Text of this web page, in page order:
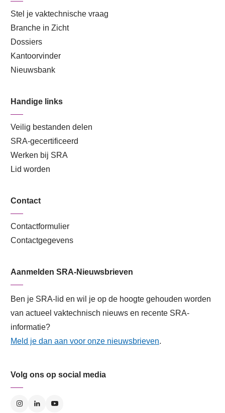
Stel je vaktechnische vraag
Branche in Zicht
Dossiers
Kantoorvinder
Nieuwsbank
Handige links
Veilig bestanden delen
SRA-gecertificeerd
Werken bij SRA
Lid worden
Contact
Contactformulier
Contactgegevens
Aanmelden SRA-Nieuwsbrieven
Ben je SRA-lid en wil je op de hoogte gehouden worden
van actueel vaktechnisch nieuws en recente SRA-
informatie?
Meld je dan aan voor onze nieuwsbrieven.
Volg ons op social media